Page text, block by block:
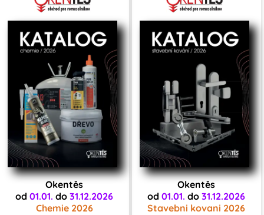
Okentěs
od 01.01. do 31.12.2026
Chemie 2026
Okentěs
od 01.01. do 31.12.2026
Stavebni kovani 2026